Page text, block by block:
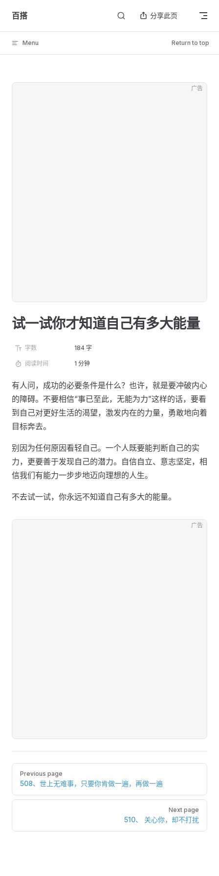
Skip to content
百搭 分享此页
Menu Return to top
广告
试一试你才知道自己有多大能量
字数 184 字
阅读时间 1 分钟
有人问，成功的必要条件是什么？也许，就是要冲破内心
的障碍。不要相信“事已至此，无能为力”这样的话，要看
到自己对更好生活的渴望，激发内在的力量，勇敢地向着
目标奔去。
别因为任何原因看轻自己。一个人既要能判断自己的实
力，更要善于发现自己的潜力。自信自立、意志坚定，相
信我们有能力一步步地迈向理想的人生。
不去试一试，你永远不知道自己有多大的能量。
广告
Pager
Previous page
508、世上无难事，只要你肯做一遍，再做一遍
Next page
510、 关心你，却不打扰